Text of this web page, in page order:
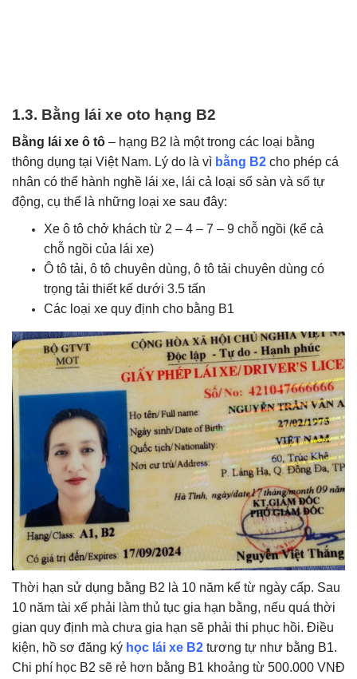
1.3. Bằng lái xe oto hạng B2
Bằng lái xe ô tô – hạng B2 là một trong các loại bằng
thông dụng tại Việt Nam. Lý do là vì bằng B2 cho phép cá
nhân có thể hành nghề lái xe, lái cả loại số sàn và số tự
động, cụ thể là những loại xe sau đây:
Xe ô tô chở khách từ 2 – 4 – 7 – 9 chỗ ngồi (kể cả
chỗ ngồi của lái xe)
Ô tô tải, ô tô chuyên dùng, ô tô tải chuyên dùng có
trọng tải thiết kế dưới 3.5 tấn
Các loại xe quy định cho bằng B1
Thời hạn sử dụng bằng B2 là 10 năm kể từ ngày cấp. Sau
10 năm tài xế phải làm thủ tục gia hạn bằng, nếu quá thời
gian quy định mà chưa gia hạn sẽ phải thi phục hồi. Điều
kiện, hồ sơ đăng ký học lái xe B2 tương tự như bằng B1.
Chi phí học B2 sẽ rẻ hơn bằng B1 khoảng từ 500.000 VNĐ